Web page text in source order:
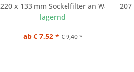
220 x 133 mm Sockelfilter an
lagernd
ab € 7,52 * € 9,40 *
207